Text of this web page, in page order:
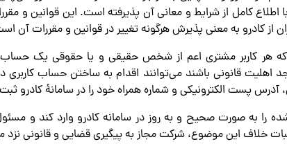
اطلاع کامل از شرایط و معانی آن پذیرفته است. این قوانین و
از کادرو به معنی پذیرش هرگونه تغییر در قوانین و مقررات آن
که هر کاربر مشتری اعم از شخص حقیقی و یا حقوقی یک حساب
۱۸ سال سن و واجد اهلیت قانونی باشند می‌توانند اقدام به ساختن حساب
آدرس پست الکترونیکی و شماره همراه خود را در سامانۀ کادرو
شده را به صورت صحیح و به‌ روز در سامانه کادرو وارد کند و
خلاف این موضوع، شرکت مجاز به پیگیری قضایی و قانونی نزد